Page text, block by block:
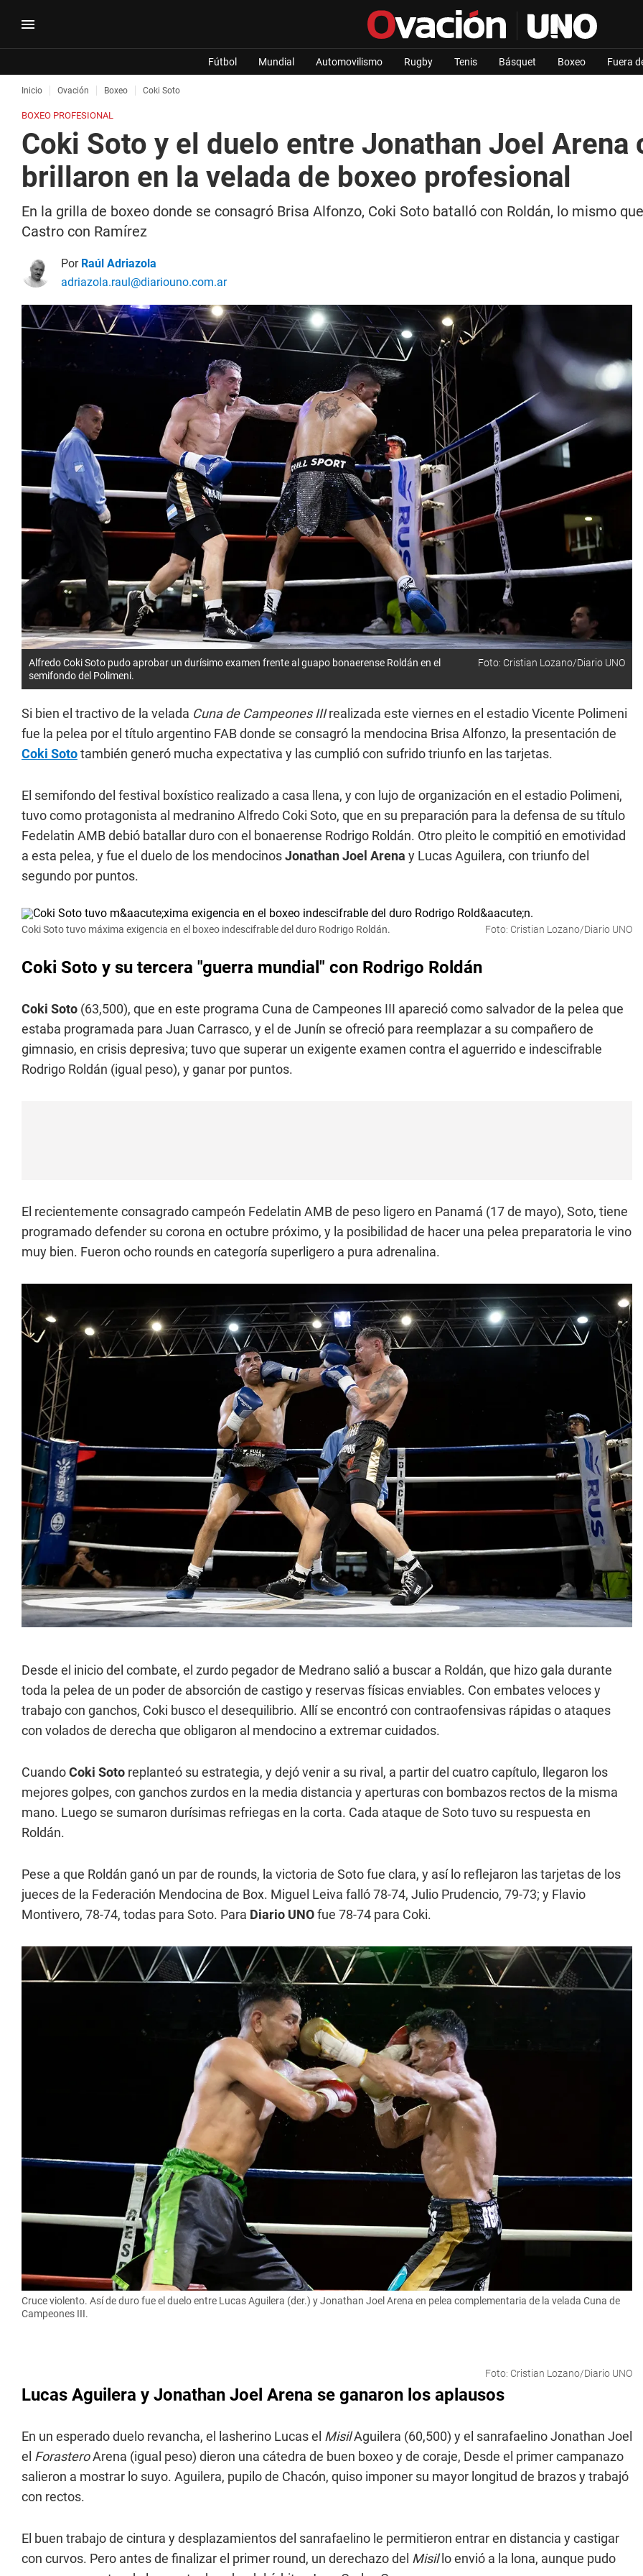
Fútbol Mundial Automovilismo Rugby Tenis Básquet Boxeo Fuera
Inicio Ovación Boxeo Coki Soto
BOXEO PROFESIONAL
Coki Soto y el duelo entre Jonathan Joel Arena
brillaron en la velada de boxeo profesional
En la grilla de boxeo donde se consagró Brisa Alfonzo, Coki Soto batalló con Roldán, lo mismo
Castro con Ramírez
Por Raúl Adriazola
adriazola.raul@diariouno.com.ar
Alfredo Coki Soto pudo aprobar un durísimo examen frente al guapo bonaerense Roldán en el
semifondo del Polimeni.
Foto: Cristian Lozano/Diario UNO
Si bien el tractivo de la velada Cuna de Campeones IIIrealizada este viernes en el estadio Vicente Polimeni
fue la pelea por el título argentino FAB donde se consagró la mendocina Brisa Alfonzo, la presentación de
Coki Sototambién generó mucha expectativa y las cumplió con sufrido triunfo en las tarjetas.
El semifondo del festival boxístico realizado a casa llena, y con lujo de organización en el estadio Polimeni,
tuvo como protagonista al medranino Alfredo Coki Soto, que en su preparación para la defensa de su título
Fedelatin AMB debió batallar duro con el bonaerense Rodrigo Roldán. Otro pleito le compitió en emotividad
a esta pelea, y fue el duelo de los mendocinosJonathan Joel Arena y Lucas Aguilera, con triunfo del
segundo por puntos.
Coki Soto tuvo máxima exigencia en el boxeo indescifrable del duro Rodrigo Roldán. Foto: Cristian Lozano/Diario UNO
Coki Soto y su tercera "guerra mundial" con Rodrigo Roldán
Coki Soto (63,500), que en este programa Cuna de Campeones III apareció como salvador de la pelea que
estaba programada para Juan Carrasco, y el de Junín se ofreció para reemplazar a su compañero de
gimnasio, en crisis depresiva; tuvo que superar un exigente examen contra el aguerrido e indescifrable
Rodrigo Roldán (igual peso), y ganar por puntos.
El recientemente consagrado campeón Fedelatin AMB de peso ligero en Panamá (17 de mayo), Soto, tiene
programado defender su corona en octubre próximo, y la posibilidad de hacer una pelea preparatoria le vino
muy bien. Fueron ocho rounds en categoría superligero a pura adrenalina.
Desde el inicio del combate, el zurdo pegador de Medrano salió a buscar a Roldán, que hizo gala durante
toda la pelea de un poder de absorción de castigo y reservas físicas enviables. Con embates veloces y
trabajo con ganchos, Coki busco el desequilibrio. Allí se encontró con contraofensivas rápidas o ataques
con volados de derecha que obligaron al mendocino a extremar cuidados.
CuandoCoki Soto replanteó su estrategia, y dejó venir a su rival, a partir del cuatro capítulo, llegaron los
mejores golpes, con ganchos zurdos en la media distancia y aperturas con bombazos rectos de la misma
mano. Luego se sumaron durísimas refriegas en la corta. Cada ataque de Soto tuvo su respuesta en
Roldán.
Pese a que Roldán ganó un par de rounds, la victoria de Soto fue clara, y así lo reflejaron las tarjetas de los
jueces de la Federación Mendocina de Box. Miguel Leiva falló 78-74, Julio Prudencio, 79-73; y Flavio
Montivero, 78-74, todas para Soto. Para Diario UNOfue 78-74 para Coki.
Cruce violento. Así de duro fue el duelo entre Lucas Aguilera (der.) y Jonathan Joel Arena en pelea complementaria de la velada Cuna de
Campeones III.
Foto: Cristian Lozano/Diario UNO
Lucas Aguilera y Jonathan Joel Arena se ganaron los aplausos
En un esperado duelo revancha, el lasherino Lucas el MisilAguilera (60,500) y el sanrafaelino Jonathan Joel
el ForasteroArena (igual peso) dieron una cátedra de buen boxeo y de coraje, Desde el primer campanazo
salieron a mostrar lo suyo. Aguilera, pupilo de Chacón, quiso imponer su mayor longitud de brazos y trabajó
con rectos.
El buen trabajo de cintura y desplazamientos del sanrafaelino le permitieron entrar en distancia y castigar
con curvos. Pero antes de finalizar el primer round, un derechazo del Misil lo envió a la lona, aunque pudo